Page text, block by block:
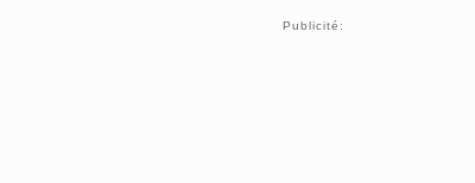
Publicité: